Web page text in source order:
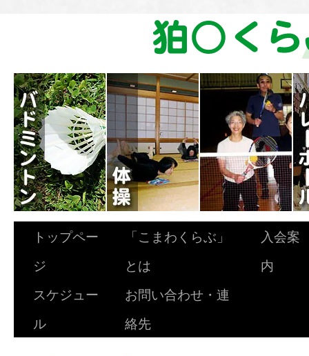
トップペー
ジ
「こまわくらぶ」
とは
入会案
内
スケジュー
ル
お問い合わせ・連
絡先